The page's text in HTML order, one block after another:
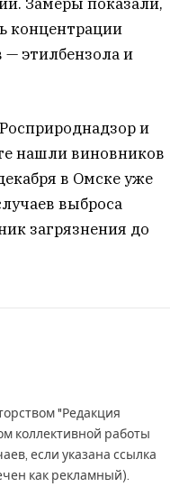
концентрации
этилбензола и
и
нашли виновников
в Омске уже
выброса
загрязнения до
"Редакция
коллективной работы
если указана ссылка
как рекламный).